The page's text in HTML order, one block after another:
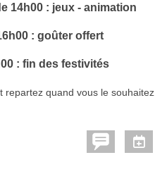
14h00 : jeux - animation
: goûter offert
: fin des festivités
repartez quand vous le souhaitez